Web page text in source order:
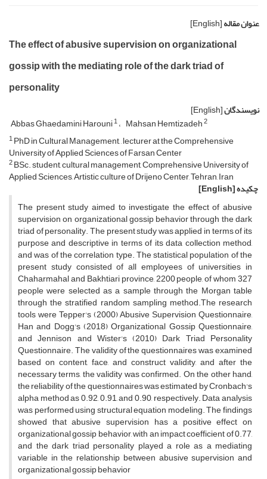
عنوان مقاله[English]
The effect of abusive supervision on organizational
gossip with the mediating role of the dark triad of
personality
نویسندگان[English]
Abbas Ghaedamini Harouni1 Mahsan Hemtizadeh2
1PhD in Cultural Management, , lecturer at the Comprehensive
University of Applied Sciences of Farsan Center
2BSc. student, cultural management, Comprehensive University of
Applied Sciences, Artistic culture of Drijeno Center, Tehran, Iran
چکیده[English]
The present study aimed to investigate the effect of abusive
supervision on organizational gossip behavior through the dark
triad of personality. The present study was applied in terms of its
purpose and descriptive in terms of its data collection method,
and was of the correlation type. The statistical population of the
present study consisted of all employees of universities in
Chaharmahal and Bakhtiari province, 2200 people, of whom 327
people were selected as a sample through the Morgan table
through the stratified random sampling method.The research
tools were Tepper's (2000) Abusive Supervision Questionnaire,
Han and Dogg's (2018) Organizational Gossip Questionnaire,
and Jennison and Wister's (2010) Dark Triad Personality
Questionnaire. The validity of the questionnaires was examined
based on content, face, and construct validity, and after the
necessary terms, the validity was confirmed. On the other hand,
the reliability of the questionnaires was estimated by Cronbach's
alpha method as 0.92, 0.91, and 0.90, respectively. Data analysis
was performed using structural equation modeling. The findings
showed that abusive supervision has a positive effect on
organizational gossip behavior, with an impact coefficient of 0.77,
and the dark triad personality played a role as a mediating
variable in the relationship between abusive supervision and
organizational gossip behavior